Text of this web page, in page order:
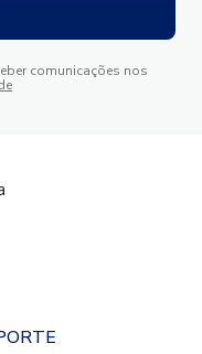
comunicações nos